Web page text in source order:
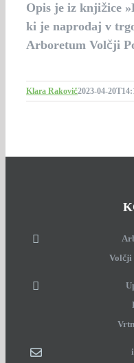
Opis je iz knjižice
ki je naprodaj v
Arboretum Volčji
Klara Rakovič2023-04-
Volčji